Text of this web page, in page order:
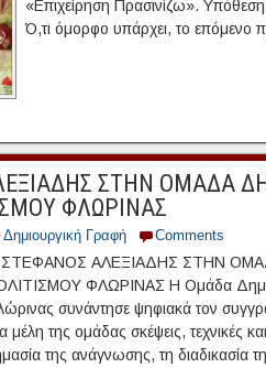
«Επιχείρηση Πρασινίζω».
Ό,τι όμορφο υπάρχει, το επόμενο
ΣΤΗΝ ΟΜΑΔΑ
ΦΛΩΡΙΝΑΣ
Δημιουργική Γραφή Comments
ΑΛΕΞΙΑΔΗΣ ΣΤΗΝ
ΦΛΩΡΙΝΑΣ Η Ομάδα
συνάντησε ψηφιακά τον
μέλη της ομάδας σκέψεις, τεχνικές
της ανάγνωσης, τη διαδικασία